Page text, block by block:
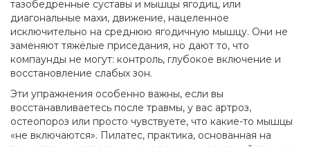
тазобедренные суставы и мышцы ягодиц, или
диагональные махи, движение, нацеленное
исключительно на среднюю ягодичную мышцу. Они не
заменяют тяжёлые приседания, но дают то, что
компаунды не могут: контроль, глубокое включение и
восстановление слабых зон.
Эти упражнения особенно важны, если вы
восстанавливаетесь после травмы, у вас артроз,
остеопороз или просто чувствуете, что какие-то мышцы
«не включаются». Пилатес, практика, основанная на